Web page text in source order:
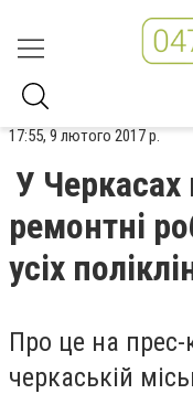
17:55, 9 лютого 2017 р.
У Черкасах
ремонтні
усіх
Про це на прес-
черкаській